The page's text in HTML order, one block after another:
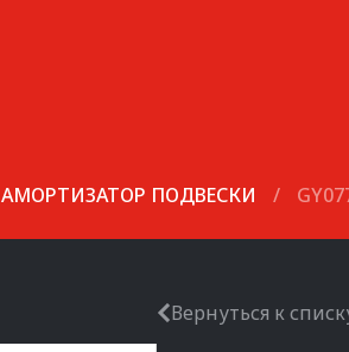
АМОРТИЗАТОР ПОДВЕСКИ /
Вернуться к